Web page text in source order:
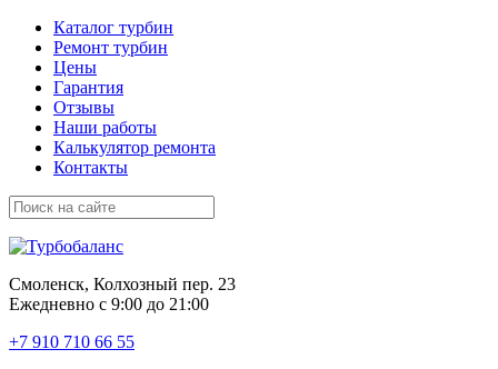
Каталог турбин
Ремонт турбин
Цены
Гарантия
Отзывы
Наши работы
Калькулятор ремонта
Контакты
Смоленск, Колхозный пер. 23
Ежедневно с 9:00 до 21:00
+7 910 710 66 55